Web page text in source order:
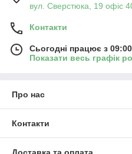
вул. Сверстюка, 19 офіс
Контакти
Сьогодні працює з
Показати весь графік
Про нас
Контакти
Доставка та оплата